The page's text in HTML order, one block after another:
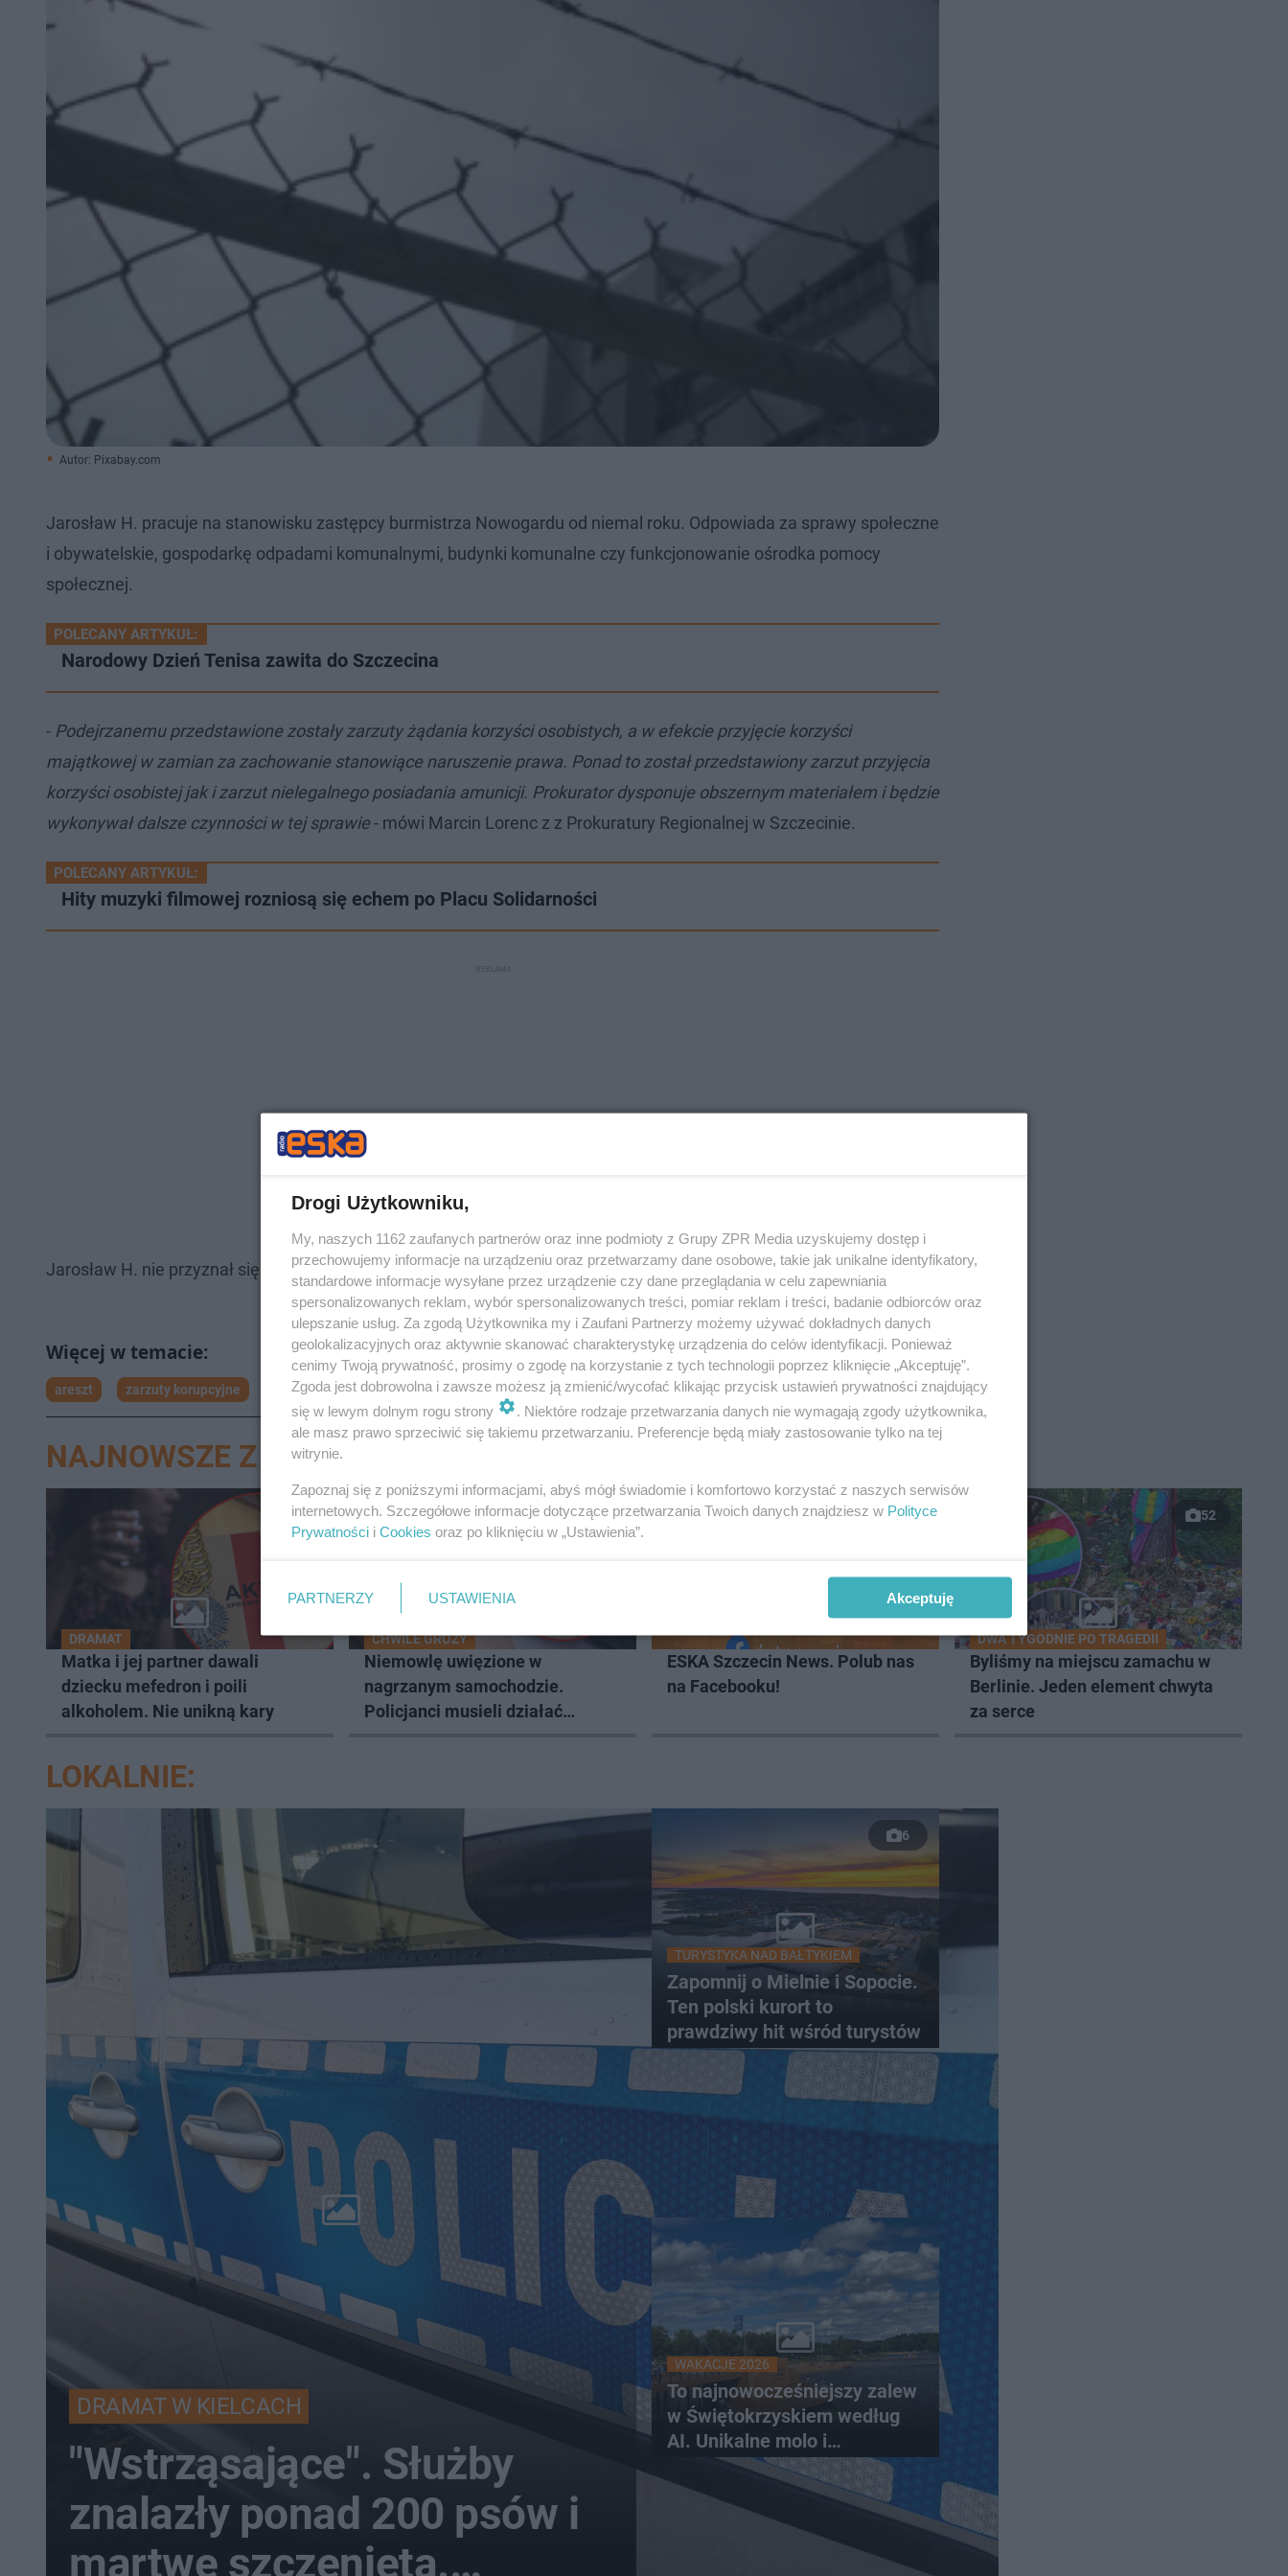
Autor: Pixabay.com
Jarosław H. pracuje na stanowisku zastępcy burmistrza Nowogardu od niemal roku. Odpowiada za sprawy społeczne
i obywatelskie, gospodarkę odpadami komunalnymi, budynki komunalne czy funkcjonowanie ośrodka pomocy
społecznej.
POLECANY ARTYKUŁ:
Narodowy Dzień Tenisa zawita do Szczecina
- Podejrzanemu przedstawione zostały zarzuty żądania korzyści osobistych, a w efekcie przyjęcie korzyści
majątkowej w zamian za zachowanie stanowiące naruszenie prawa. Ponad to został przedstawiony zarzut przyjęcia
korzyści osobistej jak i zarzut nielegalnego posiadania amunicji. Prokurator dysponuje obszernym materiałem i będzie
wykonywał dalsze czynności w tej sprawie- mówi Marcin Lorenc z z Prokuratury Regionalnej w Szczecinie.
POLECANY ARTYKUŁ:
Hity muzyki filmowej rozniosą się echem po Placu Solidarności
Jarosław H. nie przyznał się do zarzucanych mu czynów​.
areszt zarzuty korupcyjne
NAJNOWSZE Z DZIAŁU SZCZECIN
DRAMAT
Matka i jej partner dawali
dziecku mefedron i poili
alkoholem. Nie unikną kary
CHWILE GROZY
Niemowlę uwięzione w
nagrzanym samochodzie.
Policjanci musieli działać
ESKA Szczecin News. Polub nas
na Facebooku!
52
DWA TYGODNIE PO TRAGEDII
Byliśmy na miejscu zamachu w
Berlinie. Jeden element chwyta
za serce
LOKALNIE:
DRAMAT W KIELCACH
"Wstrząsające". Służby
znalazły ponad 200 psów i
martwe szczenięta.
6
TURYSTYKA NAD BAŁTYKIEM
Zapomnij o Mielnie i Sopocie.
Ten polski kurort to
prawdziwy hit wśród turystów
WAKACJE 2026
To najnowocześniejszy zalew
w Świętokrzyskiem według
AI. Unikalne molo i
promenada
Drogi Użytkowniku,
My, naszych 1162 zaufanych partnerów oraz inne podmioty z Grupy ZPR Media uzyskujemy dostęp i
przechowujemy informacje na urządzeniu oraz przetwarzamy dane osobowe, takie jak unikalne identyfikatory,
standardowe informacje wysyłane przez urządzenie czy dane przeglądania w celu zapewniania
spersonalizowanych reklam, wybór spersonalizowanych treści, pomiar reklam i treści, badanie odbiorców oraz
ulepszanie usług. Za zgodą Użytkownika my i Zaufani Partnerzy możemy używać dokładnych danych
geolokalizacyjnych oraz aktywnie skanować charakterystykę urządzenia do celów identyfikacji. Ponieważ
cenimy Twoją prywatność, prosimy o zgodę na korzystanie z tych technologii poprzez kliknięcie „Akceptuję”.
Zgoda jest dobrowolna i zawsze możesz ją zmienić/wycofać klikając przycisk ustawień prywatności znajdujący
się w lewym dolnym rogu strony
. Niektóre rodzaje przetwarzania danych nie wymagają zgody użytkownika,
ale masz prawo sprzeciwić się takiemu przetwarzaniu. Preferencje będą miały zastosowanie tylko na tej
witrynie.
Zapoznaj się z poniższymi informacjami, abyś mógł świadomie i komfortowo korzystać z naszych serwisów
internetowych. Szczegółowe informacje dotyczące przetwarzania Twoich danych znajdziesz w Polityce
Prywatności i Cookies oraz po kliknięciu w „Ustawienia”.
PARTNERZY USTAWIENIA Akceptuję